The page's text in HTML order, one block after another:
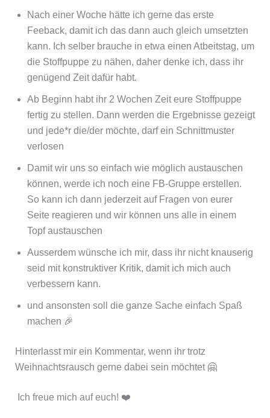
Nach einer Woche hätte ich gerne das erste
Feeback, damit ich das dann auch gleich umsetzten
kann. Ich selber brauche in etwa einen Atbeitstag, um
die Stoffpuppe zu nähen, daher denke ich, dass ihr
genügend Zeit dafür habt.
Ab Beginn habt ihr 2 Wochen Zeit eure Stoffpuppe
fertig zu stellen. Dann werden die Ergebnisse gezeigt
und jede*r die/der möchte, darf ein Schnittmuster
verlosen
Damit wir uns so einfach wie möglich austauschen
können, werde ich noch eine FB-Gruppe erstellen.
So kann ich dann jederzeit auf Fragen von eurer
Seite reagieren und wir können uns alle in einem
Topf austauschen
Ausserdem wünsche ich mir, dass ihr nicht knauserig
seid mit konstruktiver Kritik, damit ich mich auch
verbessern kann.
und ansonsten soll die ganze Sache einfach Spaß
machen 🎉
Hinterlasst mir ein Kommentar, wenn ihr trotz
Weihnachtsrausch gerne dabei sein möchtet 🤗
Ich freue mich auf euch! ❤️